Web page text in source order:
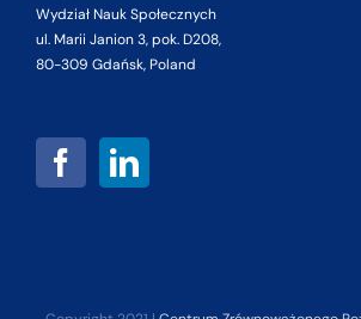
Wydział Nauk Społecznych
ul. Marii Janion 3, pok. D208,
80-309 Gdańsk, Poland